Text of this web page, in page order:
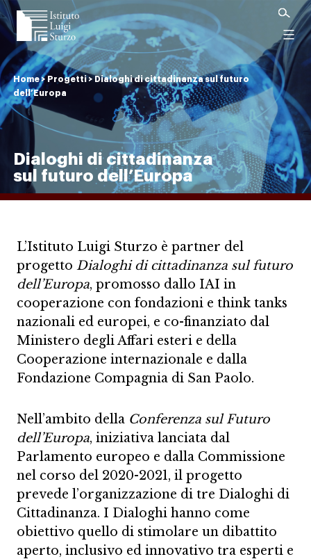
Istituto
Luigi
Sturzo
Menu
Home> Progetti>Dialoghi di cittadinanza sul futuro
dell’Europa
Dialoghi di cittadinanza
sul futuro dell’Europa
L’Istituto Luigi Sturzo è partner del
progetto Dialoghi di cittadinanza sul futuro
dell’Europa, promosso dallo IAI in
cooperazione con fondazioni e think tanks
nazionali ed europei, e co-finanziato dal
Ministero degli Affari esteri e della
Cooperazione internazionale e dalla
Fondazione Compagnia di San Paolo.
Nell’ambito della Conferenza sul Futuro
dell’Europa, iniziativa lanciata dal
Parlamento europeo e dalla Commissione
nel corso del 2020-2021, il progetto
prevede l’organizzazione di tre Dialoghi di
Cittadinanza. I Dialoghi hanno come
obiettivo quello di stimolare un dibattito
aperto, inclusivo ed innovativo tra esperti e